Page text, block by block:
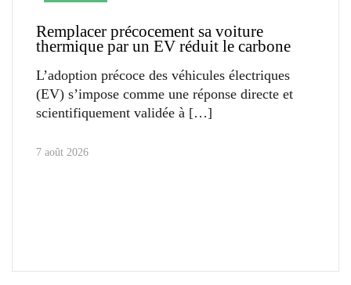
Remplacer précocement sa voiture
thermique par un EV réduit le carbone
L’adoption précoce des véhicules électriques
(EV) s’impose comme une réponse directe et
scientifiquement validée à
7 août 2026